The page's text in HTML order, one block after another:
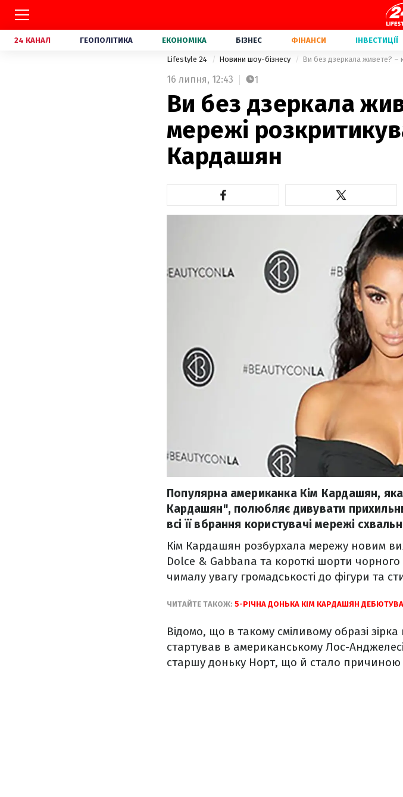
24 КАНАЛ ГЕОПОЛІТИКА ЕКОНОМІКА БІЗНЕС ФІНАНСИ ІНВЕСТИЦІЇ
Lifestyle 24 Новини шоу-бізнесу Ви без дзеркала живете? –
16 липня, 12:43 1
Ви без дзеркала
мережі
Кардашян
Популярна американка Кім Кардашян,
Кардашян", полюбляє дивувати
всі її вбрання користувачі мережі
Кім Кардашян розбурхала мережу новим
Dolce & Gabbana та короткі шорти
чималу увагу громадськості до фігури та
ЧИТАЙТЕ ТАКОЖ: 5-РІЧНА ДОНЬКА КІМ КАРДАШЯН
Відомо, що в такому сміливому образі
стартував в американському Лос-
старшу доньку Норт, що й стало причиною